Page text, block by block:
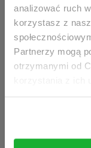
analizować ruch
korzystasz z
Partnerzy mogą
otrzymanymi od
Dostęp
(fizjoterapeuci,
zdrowia.
Uzyskując
Jeżeli jesteś